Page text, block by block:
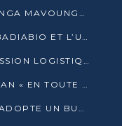
PRÉSIDENTIELLE 2026 : MABIO ZINGA MAVOUNGOU DÉCLARE SA CANDIDATURE ET CHARGE LE BILAN DU PCT
PRÉSIDENTIELLE 2026 : JOSEPH BADIABIO ET L’UDH-YUKI JOUENT LA PRUDENCE
6ᵉ CONGRÈS DU PCT : LA COMMISSION LOGISTIQUE ASSURE LA DISTRIBUTION DES KITS
QUINQUENNAT 2021-2026 : LE BILAN « EN TOUTE TRANSPARENCE » PRÉSENTÉ À LA PRESSE
ÉCONOMIE FLUVIALE : LE PABPS ADOPTE UN BUDGET 2026 DE PLUS DE 2,7 MILLIARDS FCFA